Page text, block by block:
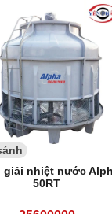
giải nhiệt nước
50RT